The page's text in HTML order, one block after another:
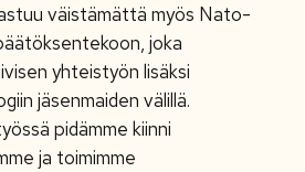
väistämättä myös Nato-
joka
yhteistyön lisäksi
jäsenmaiden välillä.
pidämme kiinni
ja toimimme